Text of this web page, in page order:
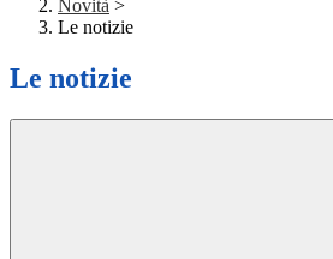
Novità >
Le notizie
Le notizie